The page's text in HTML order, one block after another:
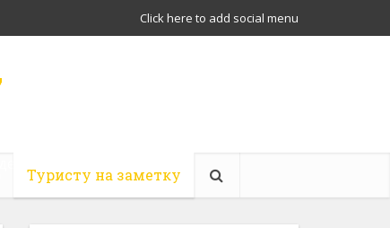
Click here to add social menu
Туристу на заметку